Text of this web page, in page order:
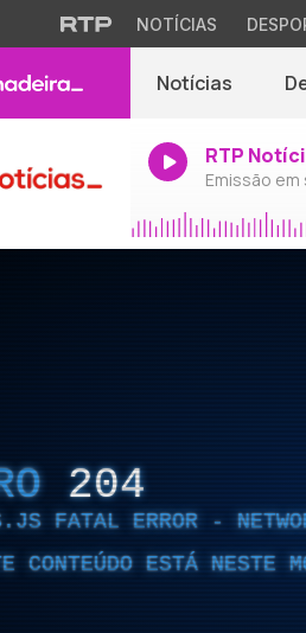
NOTÍCIAS
Notícias
RTP
Emissão
204
FATAL ERROR -
CONTEÚDO ESTÁ NESTE